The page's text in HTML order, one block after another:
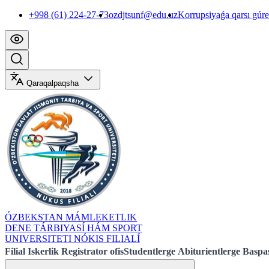
+998 (61) 224-27-73ozdjtsunf@edu.uzKorrupsiyaǵa qarsı
Qaraqalpaqsha
ÓZBEKSTAN MÁMLEKETLIK
DENE TÁRBIYASÍ HÁM SPORT
UNIVERSITETI NÓKIS FILIALÍ
Filial Iskerlik Registrator ofisStudentlerge Abiturientlerge